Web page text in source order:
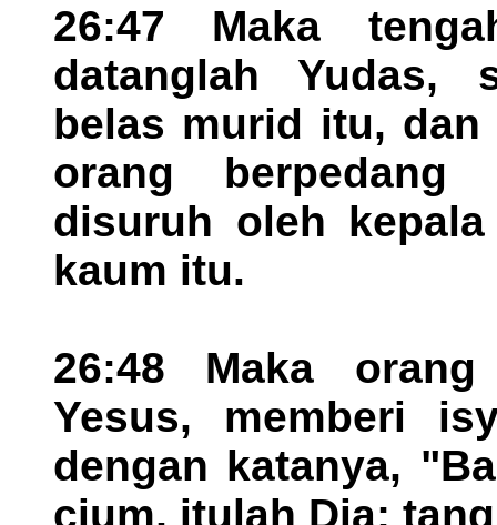
26:47 Maka
datanglah Yudas,
belas murid itu,
orang berpedang
disuruh oleh
kaum itu.
26:48 Maka
Yesus, memberi
dengan katanya,
cium, itulah Dia;